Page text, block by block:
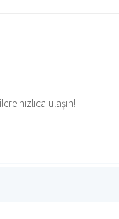
hızlıca ulaşın!